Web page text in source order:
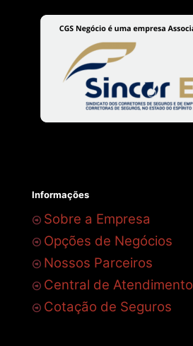
Informações
Sobre a Empresa
Opções de Negócios
Nossos Parceiros
Central de Atendimento
Cotação de Seguros